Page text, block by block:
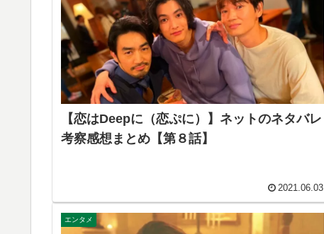
【恋はDeepに（恋ぷに）】ネットのネタバレ
考察感想まとめ【第８話】
2021.06.03
エンタメ